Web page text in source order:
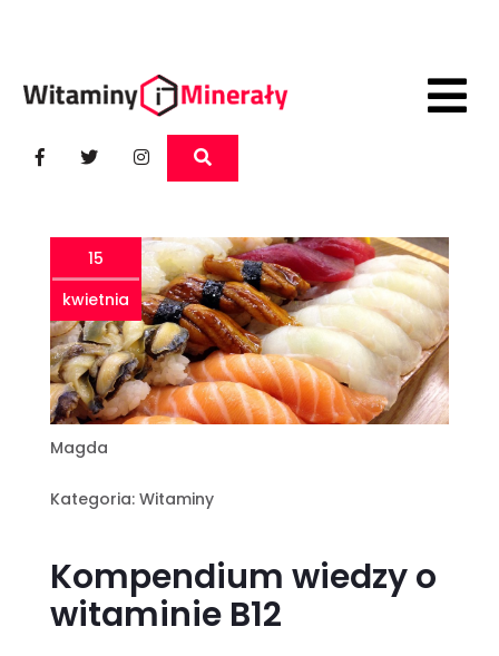
15
kwietnia
Magda
Kategoria: Witaminy
Kompendium wiedzy o
witaminie B12